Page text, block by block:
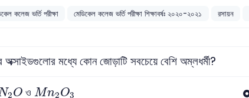
কলেজ ভর্তি পরীক্ষা মেডিকেল কলেজ ভর্তি পরীক্ষা শিক্ষাবর্ষঃ ২০২০-২০২১ রসায়ন
অক্সাইডগুলোর মধ্যে কোন জোড়াটি সবচেয়ে বেশি অম্লধর্মী?
2O
2Oও Mn2O3
Mn 2O